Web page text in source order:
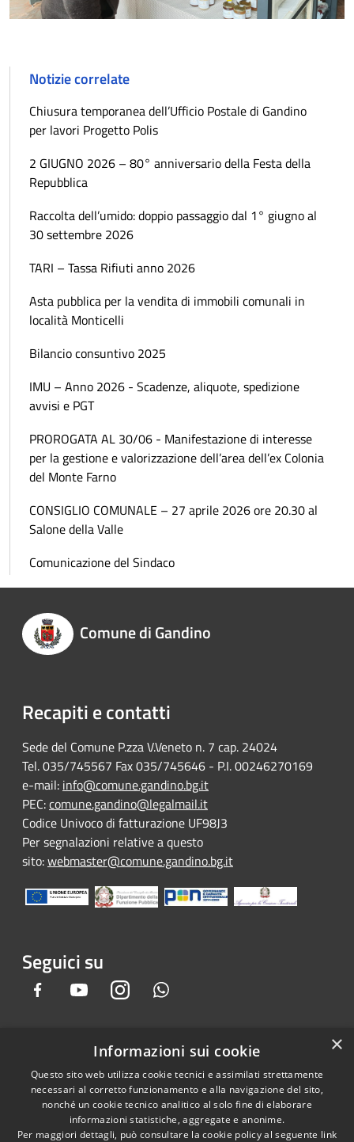
Notizie correlate
Chiusura temporanea dell’Ufficio Postale di Gandino
per lavori Progetto Polis
2 GIUGNO 2026 – 80° anniversario della Festa della
Repubblica
Raccolta dell’umido: doppio passaggio dal 1° giugno al
30 settembre 2026
TARI – Tassa Rifiuti anno 2026
Asta pubblica per la vendita di immobili comunali in
località Monticelli
Bilancio consuntivo 2025
IMU – Anno 2026 - Scadenze, aliquote, spedizione
avvisi e PGT
PROROGATA AL 30/06 - Manifestazione di interesse
per la gestione e valorizzazione dell’area dell’ex Colonia
del Monte Farno
CONSIGLIO COMUNALE – 27 aprile 2026 ore 20.30 al
Salone della Valle
Comunicazione del Sindaco
Comune di Gandino
Recapiti e contatti
Sede del Comune P.zza V.Veneto n. 7 cap. 24024
Tel. 035/745567 Fax 035/745646 - P.I. 00246270169
e-mail: info@comune.gandino.bg.it
PEC:comune.gandino@legalmail.it
Codice Univoco di fatturazione UF98J3
Per segnalazioni relative a questo
sito:webmaster@comune.gandino.bg.it
Seguici su
Facebook YoutubeInstagram
Accessibilità
Privacy
Gandino • Powered by
Municipium•Accesso
redazione
×
Informazioni sui cookie
Questo sito web utilizza cookie tecnici e assimilati strettamente
necessari al corretto funzionamento e alla navigazione del sito,
nonché un cookie tecnico analitico al solo fine di elaborare
informazioni statistiche, aggregate e anonime.
Per maggiori dettagli, può consultare la cookie policy al seguente link